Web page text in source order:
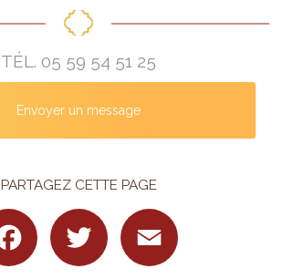
TÉL. 05 59 54 51 25
Envoyer un message
PARTAGEZ CETTE PAGE
Facebook Twitter